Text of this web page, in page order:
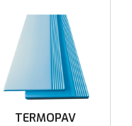
TERMOPAV